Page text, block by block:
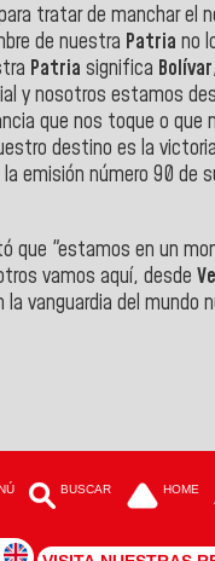
tratar de manchar el
de nuestra Patria no
Patria significa
y nosotros estamos
que nos toque o que
destino es la
emisión número 90 de
que "estamos en un
vamos aquí, desde
la vanguardia del mundo
BUSCAR HOME